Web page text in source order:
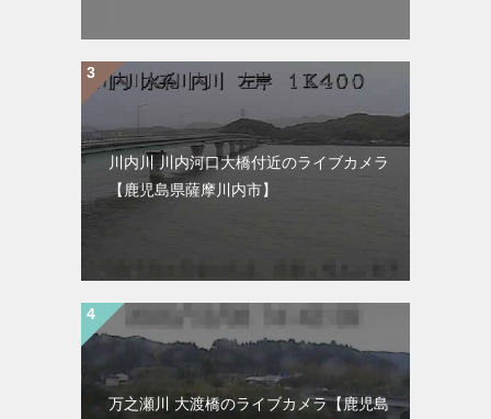
川内川 川内河口大橋付近のライブカメラ
【鹿児島県薩摩川内市】
万之瀬川 大渡橋のライブカメラ【鹿児島